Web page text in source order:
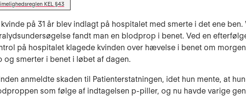
KEL §43
kvinde på 31 år blev indlagt på hospitalet med smerte i det ene ben.
fandt man en blodprop i benet. Ved en
på hospitalet klagede kvinden over hævelse i benet om
og smerter i benet i løbet af dagen.
anmeldte skaden til Patienterstatningen, idet hun mente, at
som følge af indtagelsen p-piller, og nu havde varige